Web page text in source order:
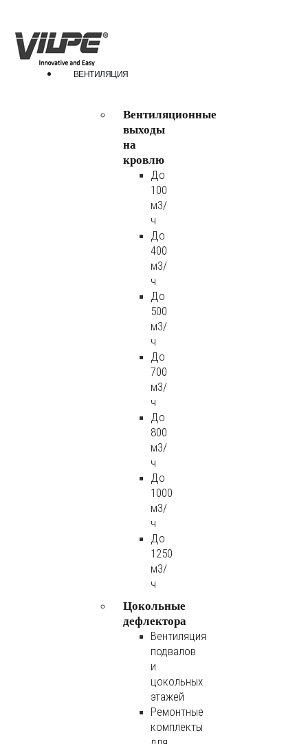
ВЕНТИЛЯЦИЯ
Вентиляционные
выходы
на
кровлю
До
100
м3/
ч
До
400
м3/
ч
До
500
м3/
ч
До
700
м3/
ч
До
800
м3/
ч
До
1000
м3/
ч
До
1250
м3/
ч
Цокольные
дефлектора
Вентиляция
подвалов
и
цокольных
этажей
Ремонтные
комплекты